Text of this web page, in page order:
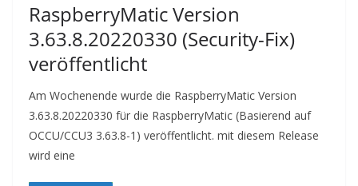
RaspberryMatic Version
3.63.8.20220330 (Security-Fix)
veröffentlicht
Am Wochenende wurde die RaspberryMatic Version
3.63.8.20220330 für die RaspberryMatic (Basierend auf
OCCU/CCU3 3.63.8-1) veröffentlicht. mit diesem Release
wird eine